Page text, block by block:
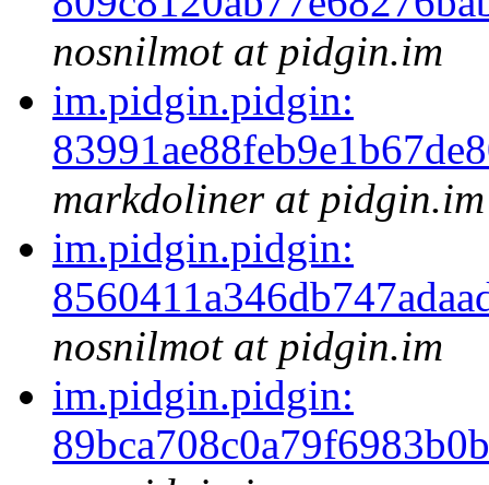
nosnilmot at pidgin.im
im.pidgin.pidgin:
markdoliner at pidgin.im
im.pidgin.pidgin:
nosnilmot at pidgin.im
im.pidgin.pidgin: